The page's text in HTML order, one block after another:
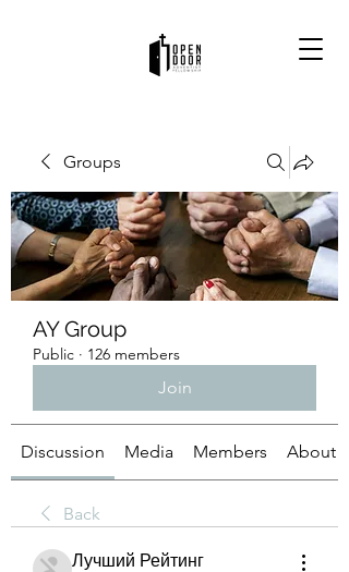
Groups
AY Group
Public · 126 members
Join
Discussion Media Members About
Back
Лучший Рейтинг